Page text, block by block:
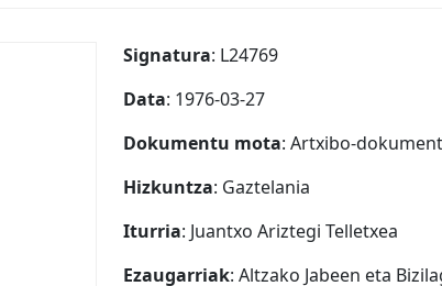
Signatura: L24769
Data: 1976-03-27
Dokumentu mota: Artxibo-
Hizkuntza: Gaztelania
Iturria: Juantxo Ariztegi Telletxea
Ezaugarriak: Altzako Jabeen eta